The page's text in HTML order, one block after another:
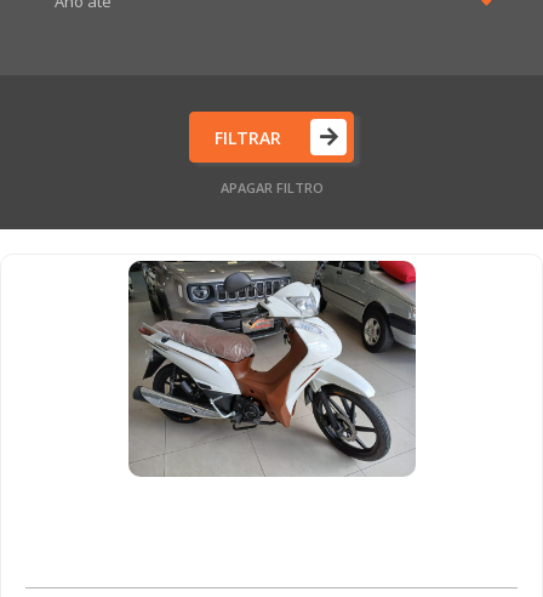
FILTRAR
APAGAR FILTRO